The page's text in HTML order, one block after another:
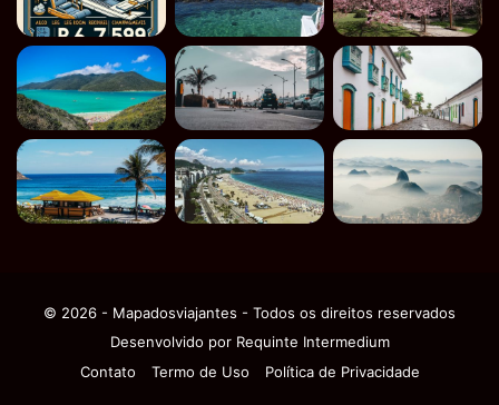
© 2026 - Mapadosviajantes - Todos os direitos reservados
Desenvolvido por Requinte Intermedium
Contato
Termo de Uso Política de Privacidade